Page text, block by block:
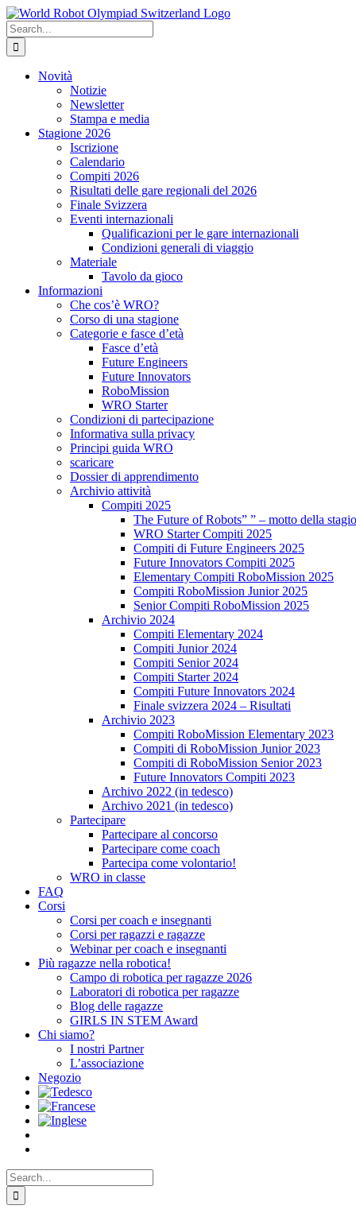
Skip
to
content
Search
for:
Novità
Notizie
Newsletter
Stampa e media
Stagione 2026
Iscrizione
Calendario
Compiti 2026
Risultati delle gare regionali del 2026
Finale Svizzera
Eventi internazionali
Qualificazioni per le gare internazionali
Condizioni generali di viaggio
Materiale
Tavolo da gioco
Informazioni
Che cos’è WRO?
Corso di una stagione
Categorie e fasce d’età
Fasce d’età
Future Engineers
Future Innovators
RoboMission
WRO Starter
Condizioni di partecipazione
Informativa sulla privacy
Principi guida WRO
scaricare
Dossier di apprendimento
Archivio attività
Compiti 2025
The Future of Robots” ” – motto della
WRO Starter Compiti 2025
Compiti di Future Engineers 2025
Future Innovators Compiti 2025
Elementary Compiti RoboMission 2025
Compiti RoboMission Junior 2025
Senior Compiti RoboMission 2025
Archivio 2024
Compiti Elementary 2024
Compiti Junior 2024
Compiti Senior 2024
Compiti Starter 2024
Compiti Future Innovators 2024
Finale svizzera 2024 – Risultati
Archivio 2023
Compiti RoboMission Elementary 2023
Compiti di RoboMission Junior 2023
Compiti di RoboMission Senior 2023
Future Innovators Compiti 2023
Archivo 2022 (in tedesco)
Archivo 2021 (in tedesco)
Partecipare
Partecipare al concorso
Partecipare come coach
Partecipa come volontario!
WRO in classe
FAQ
Corsi
Corsi per coach e insegnanti
Corsi per ragazzi e ragazze
Webinar per coach e insegnanti
Più ragazze nella robotica!
Campo di robotica per ragazze 2026
Laboratori di robotica per ragazze
Blog delle ragazze
GIRLS IN STEM Award
Chi siamo?
I nostri Partner
L’associazione
Negozio
Search
for: